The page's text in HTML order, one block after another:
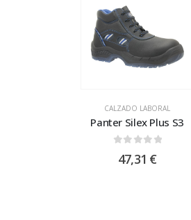
CALZADO LABORAL
Panter Silex Plus S3
47,31 €